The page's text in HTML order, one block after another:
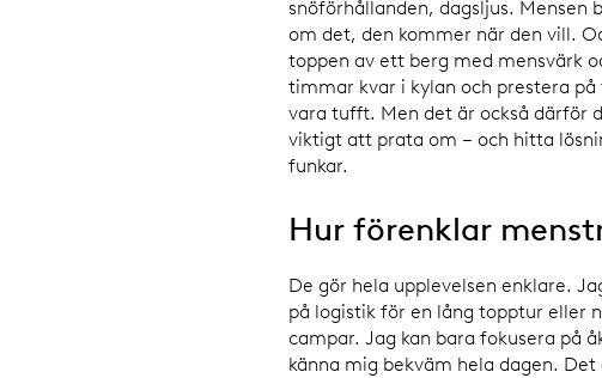
snöförhållanden, dagsljus. Mensen
om det, den kommer när den vill.
toppen av ett berg med mensvärk
timmar kvar i kylan och prestera på
vara tufft. Men det är också därför
viktigt att prata om – och hitta
funkar.
Hur förenklar
De gör hela upplevelsen enklare.
på logistik för en lång topptur eller
campar. Jag kan bara fokusera på
känna mig bekväm hela dagen. Det